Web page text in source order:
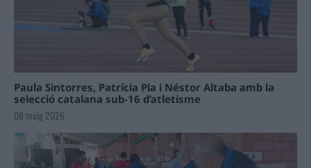
Paula Sintorres, Patrícia Pla i Néstor Altaba amb la
selecció catalana sub-16 d’atletisme
08 maig 2026